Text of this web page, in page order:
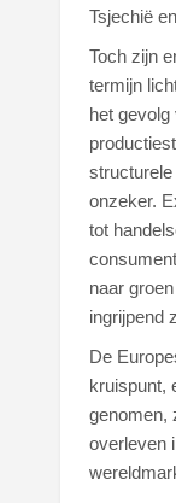
Tsjechië
Toch zijn
termijn
het gevolg
onzeker.
tot
naar
ingrijpend
De
kruispunt,
genomen,
overleven